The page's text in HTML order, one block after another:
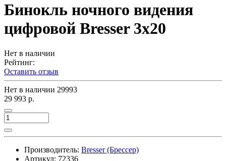
Бинокль ночного видения
цифровой Bresser 3x20
Нет в наличии
Рейтинг:
Оставить отзыв
Нет в наличии 29993
29 993 р.
Производитель: Bresser (Брессер)
Артикул: 72336